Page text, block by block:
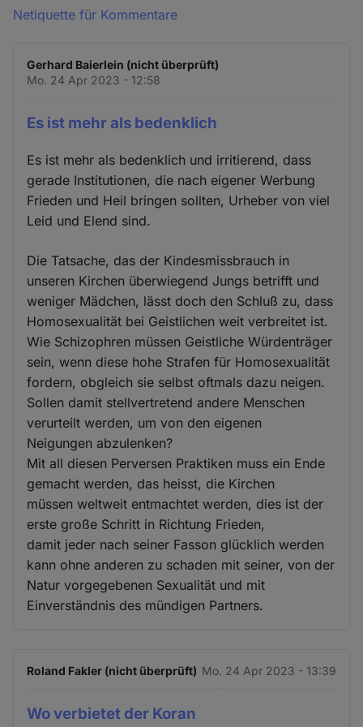
Netiquette für Kommentare
Gerhard Baierlein (nicht überprüft)
Mo. 24 Apr 2023 - 12:58
Es ist mehr als bedenklich
Es ist mehr als bedenklich und irritierend, dass
gerade Institutionen, die nach eigener Werbung
Frieden und Heil bringen sollten, Urheber von viel
Leid und Elend sind.
Die Tatsache, das der Kindesmissbrauch in
unseren Kirchen überwiegend Jungs betrifft und
weniger Mädchen, lässt doch den Schluß zu, dass
Homosexualität bei Geistlichen weit verbreitet ist.
Wie Schizophren müssen Geistliche Würdenträger
sein, wenn diese hohe Strafen für Homosexualität
fordern, obgleich sie selbst oftmals dazu neigen.
Sollen damit stellvertretend andere Menschen
verurteilt werden, um von den eigenen
Neigungen abzulenken?
Mit all diesen Perversen Praktiken muss ein Ende
gemacht werden, das heisst, die Kirchen
müssen weltweit entmachtet werden, dies ist der
erste große Schritt in Richtung Frieden,
damit jeder nach seiner Fasson glücklich werden
kann ohne anderen zu schaden mit seiner, von der
Natur vorgegebenen Sexualität und mit
Einverständnis des mündigen Partners.
Roland Fakler (nicht überprüft) Mo. 24 Apr 2023 - 13:39
Wo verbietet der Koran